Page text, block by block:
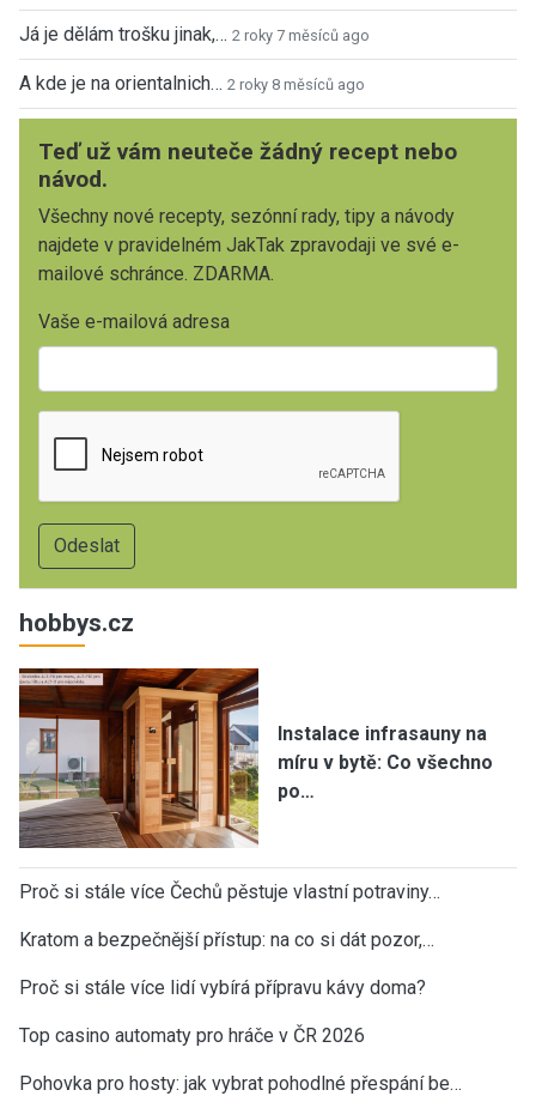
Já je dělám trošku jinak,… 2 roky 7 měsíců ago
A kde je na orientalnich… 2 roky 8 měsíců ago
Teď už vám neuteče žádný recept nebo
návod.
Všechny nové recepty, sezónní rady, tipy a návody
najdete v pravidelném JakTak zpravodaji ve své e-
mailové schránce. ZDARMA.
Vaše e-mailová adresa
hobbys.cz
Instalace infrasauny na
míru v bytě: Co všechno
po…
Proč si stále více Čechů pěstuje vlastní potraviny…
Kratom a bezpečnější přístup: na co si dát pozor,…
Proč si stále více lidí vybírá přípravu kávy doma?
Top casino automaty pro hráče v ČR 2026
Pohovka pro hosty: jak vybrat pohodlné přespání be…